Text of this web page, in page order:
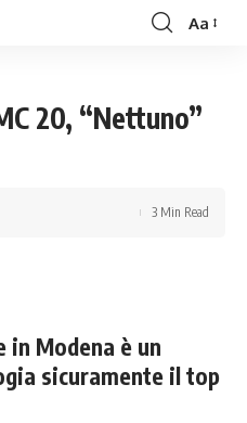
Font
Aa
20, “Nettuno”
3 Min Read
in Modena è un
sicuramente il top